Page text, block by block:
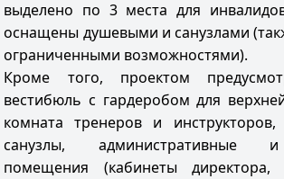
выделено по 3 места для
оснащены душевыми и санузлами
ограниченными возможностями).
Кроме того, проектом
вестибюль с гардеробом для
комната тренеров и инструкторов,
санузлы, административные и
помещения (кабинеты директора,